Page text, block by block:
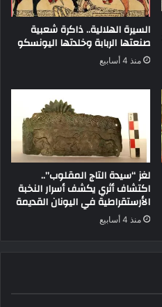
السيرة الهلالية.. ذاكرة شعبية
صنعتها الربابة وخلدتها اليونسكو
منذ 4 أسابيع
لغز “سيدة التاج المقلوب”..
اكتشاف أثري يكشف أسرار النخبة
الأرستقراطية في اليونان القديمة
منذ 4 أسابيع